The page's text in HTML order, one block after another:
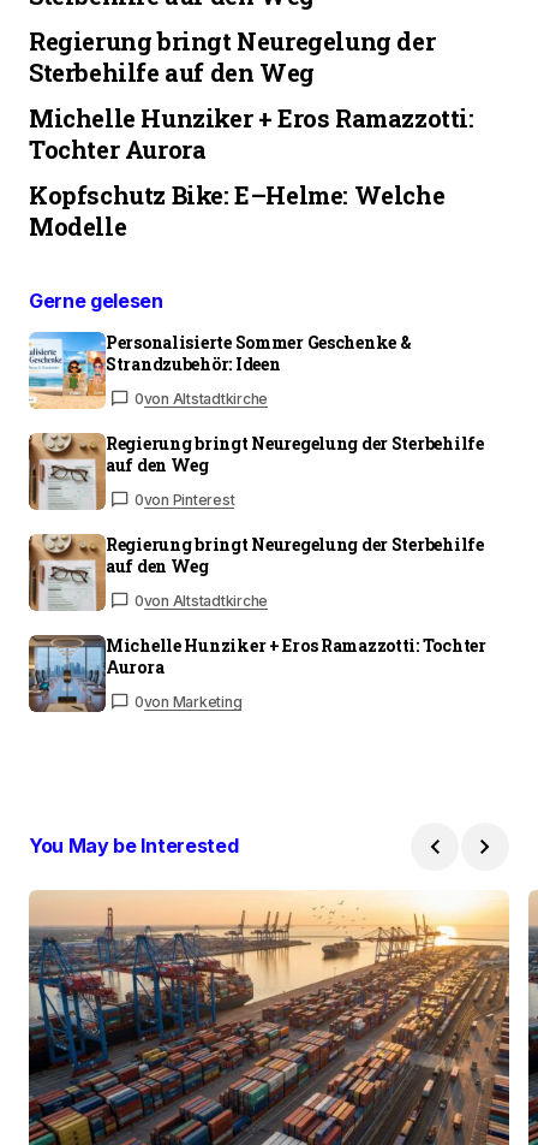
Regierung bringt Neuregelung der
Sterbehilfe auf den Weg
Michelle Hunziker + Eros Ramazzotti:
Tochter Aurora
Kopfschutz Bike: E–Helme: Welche
Modelle
Gerne gelesen
Personalisierte Sommer Geschenke &
Strandzubehör: Ideen
0von Altstadtkirche
Regierung bringt Neuregelung der Sterbehilfe
auf den Weg
0von Pinterest
Regierung bringt Neuregelung der Sterbehilfe
auf den Weg
0von Altstadtkirche
Michelle Hunziker + Eros Ramazzotti: Tochter
Aurora
0von Marketing
You May be Interested